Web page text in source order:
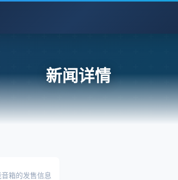
新闻详情
箱的发售信息